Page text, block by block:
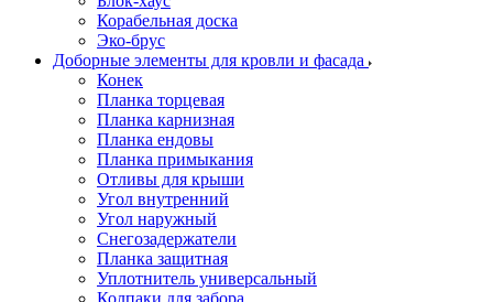
Корабельная доска
Эко-брус
Доборные элементы для кровли и фасада
Конек
Планка торцевая
Планка карнизная
Планка ендовы
Планка примыкания
Отливы для крыши
Угол внутренний
Угол наружный
Снегозадержатели
Планка защитная
Уплотнитель универсальный
Колпаки для забора